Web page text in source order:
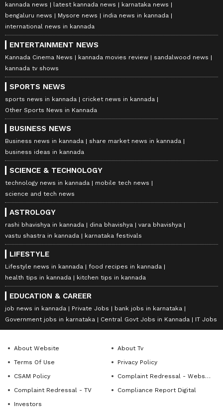
kannada news latest kannada news
karnataka news
bengaluru news
Mysore news
india news in kannada
international news in kannada
ENTERTAINMENT NEWS
Kannada Cinema News kannada movies review
sandalwood news
kannada tv shows
SPORTS NEWS
sports news in kannada
cricket news in kannada
Other Sports News in Kannada
BUSINESS NEWS
Business news in kannada
share market news in kannada
business ideas in kannada
SCIENCE & TECHNOLOGY
technology news in kannada
mobile tech news
science and tech news
ASTROLOGY
rashi bhavishya in kannada dina bhavishya
vara bhavishya
vastu shastra in kannada
karnataka festivals
LIFESTYLE
Lifestyle news in kannada
food recipes in kannada
health tips in kannada
kitchen tips in kannada
EDUCATION & CAREER
job news in kannada Private Jobs
bank jobs in karnataka
Government jobs in karnataka
Central Govt Jobs in Kannada IT Jobs
About Website
About Tv
Terms Of Use
Privacy Policy
CSAM Policy
Complaint Redressal - Website
Complaint Redressal - TV
Compliance Report Digital
Investors